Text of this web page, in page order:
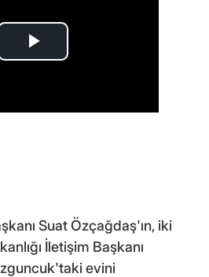
Suat Özçağdaş'ın, iki
İletişim Başkanı
evini